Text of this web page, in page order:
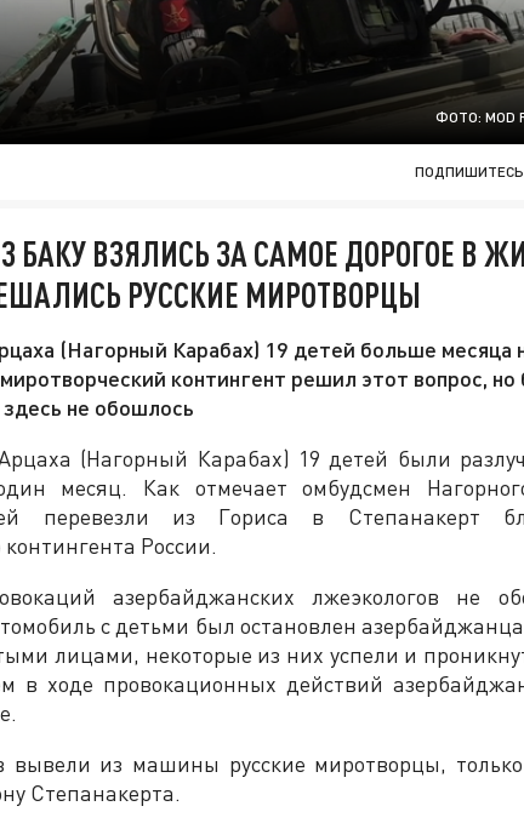
ФОТО: MOD
БАКУ ВЗЯЛИСЬ ЗА САМОЕ ДОРОГОЕ В
РУССКИЕ МИРОТВОРЦЫ
(Нагорный Карабах) 19 детей больше месяца
контингент решил этот вопрос, но
не обошлось
(Нагорный Карабах) 19 детей были
месяц. Как отмечает омбудсмен
перевезли из Гориса в Степанакерт
контингента России.
азербайджанских лжеэкологов не
с детьми был остановлен
лицами, некоторые из них успели и
в ходе провокационных действий
вывели из машины русские миротворцы,
Степанакерта.